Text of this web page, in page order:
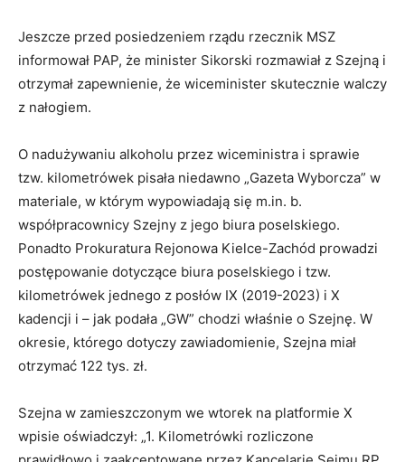
Jeszcze przed posiedzeniem rządu rzecznik MSZ
informował PAP, że minister Sikorski rozmawiał z Szejną i
otrzymał zapewnienie, że wiceminister skutecznie walczy
z nałogiem.
O nadużywaniu alkoholu przez wiceministra i sprawie
tzw. kilometrówek pisała niedawno „Gazeta Wyborcza” w
materiale, w którym wypowiadają się m.in. b.
współpracownicy Szejny z jego biura poselskiego.
Ponadto Prokuratura Rejonowa Kielce-Zachód prowadzi
postępowanie dotyczące biura poselskiego i tzw.
kilometrówek jednego z posłów IX (2019-2023) i X
kadencji i – jak podała „GW” chodzi właśnie o Szejnę. W
okresie, którego dotyczy zawiadomienie, Szejna miał
otrzymać 122 tys. zł.
Szejna w zamieszczonym we wtorek na platformie X
wpisie oświadczył: „1. Kilometrówki rozliczone